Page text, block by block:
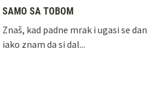
SAMO SA TOBOM
Znaš, kad padne mrak i ugasi se dan
iako znam da si dal...